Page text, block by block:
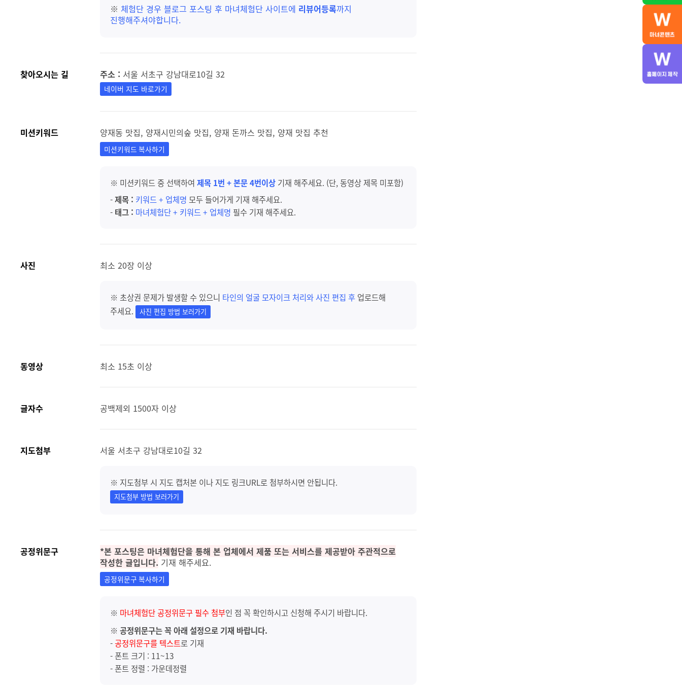
※ 체험단 경우 블로그 포스팅 후 마녀체험단 사이트에 리뷰어등록까지
진행해주셔야합니다.
찾아오시는 길 주소 : 서울 서초구 강남대로10길 32
네이버 지도 바로가기
미션키워드 양재동 맛집, 양재시민의숲 맛집, 양재 돈까스 맛집, 양재 맛집 추천
미션키워드 복사하기
※ 미션키워드 중 선택하여 제목 1번 + 본문 4번이상 기재 해주세요. (단, 동영상 제목 미포함)
-제목 : 키워드 + 업체명 모두 들어가게 기재 해주세요.
- 태그 : 마녀체험단 + 키워드 + 업체명 필수 기재 해주세요.
사진 최소 20장 이상
※ 초상권 문제가 발생할 수 있으니 타인의 얼굴 모자이크 처리와 사진 편집 후 업로드해
주세요.
사진 편집 방법 보러가기
동영상 최소 15초 이상
글자수 공백제외 1500자 이상
지도첨부 서울 서초구 강남대로10길 32
※ 지도첨부 시 지도 캡처본 이나 지도 링크URL로 첨부하시면 안됩니다.
지도첨부 방법 보러가기
공정위문구
*본 포스팅은 마녀체험단을 통해 본 업체에서 제품 또는 서비스를 제공받아 주관적으로
작성한 글입니다. 기재 해주세요.
공정위문구 복사하기
※ 마녀체험단 공정위문구 필수 첨부인 점 꼭 확인하시고 신청해 주시기 바랍니다.
※ 공정위문구는 꼭 아래 설정으로 기재 바랍니다.
-공정위문구를 텍스트로 기재
- 폰트 크기 : 11~13
- 폰트 정렬 : 가운데정렬